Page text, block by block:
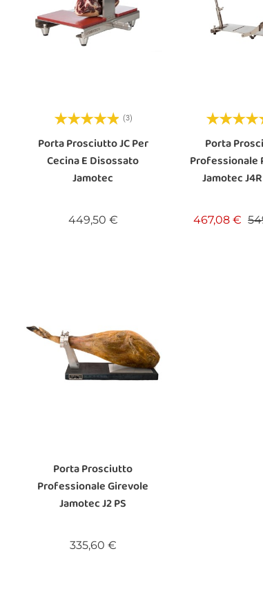
(3)
Porta Prosciutto JC Per
Cecina E Disossato
Jamotec
449,50 €Prezzo
Porta
Professionale
Jamotec
467,08 €
Porta Prosciutto
Professionale Girevole
Jamotec J2 PS
335,60 €Prezzo